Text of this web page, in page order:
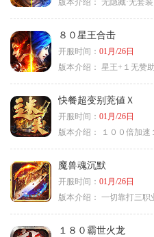
版本介绍： 无隐藏·无套装
８０星王合击
开服时间： 01月/26日
版本介绍： 星王+１无赞
快餐超变别茺値Ｘ
开服时间： 01月/26日
版本介绍：
１００倍加速１
魔兽魂沉默
开服时间： 01月/26日
版本介绍： 一切靠打三职
１８０霸世火龙